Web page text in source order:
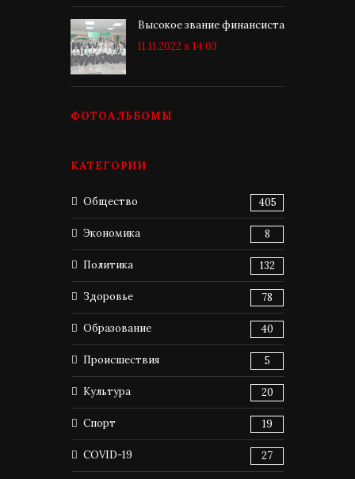
Высокое звание финансиста
11.11.2022 в 14:03
ФОТОАЛЬБОМЫ
КАТЕГОРИИ
Общество 405
Экономика 8
Политика 132
Здоровье 78
Образование 40
Происшествия 5
Культура 20
Спорт 19
COVID-19 27